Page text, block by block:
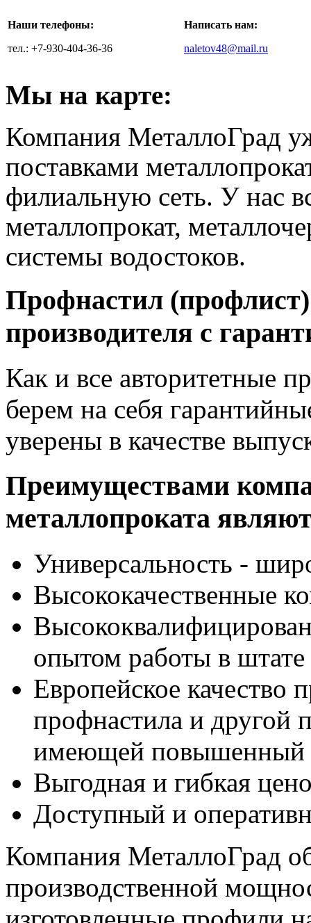
Наши телефоны:
тел.: +7-930-404-36-36
Написать нам:
naletov48@mail.ru
Мы на карте:
Компания МеталлоГрад
поставками
филиальную сеть. У нас
металлопрокат,
системы водостоков.
Профнастил
производителя с
Как и все авторитетные
берем на себя
уверены в качестве
Преимуществами
металлопроката
Универсальность -
Высококачественные
опытом работы в штате
Европейское качество
профнастила и другой
имеющей повышенный
Выгодная и гибкая
Доступный и
Компания МеталлоГрад
производственной